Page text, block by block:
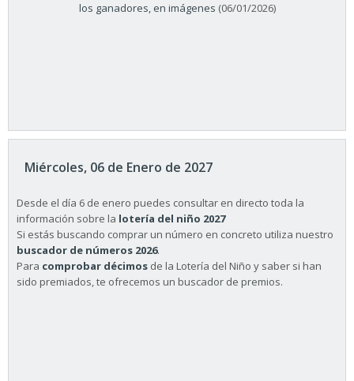
los ganadores, en imágenes (06/01/2026)
Miércoles, 06 de Enero de 2027
Desde el día 6 de enero puedes consultar en directo toda la
información sobre la lotería del niño 2027
Si estás buscando comprar un número en concreto utiliza nuestro
buscador de números 2026.
Para comprobar décimos de la Lotería del Niño y saber si han
sido premiados, te ofrecemos un buscador de premios.